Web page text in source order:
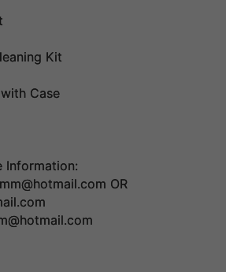
Kit
Case
Information:
OR